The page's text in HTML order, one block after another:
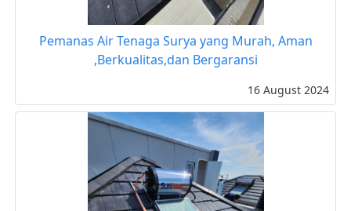
Pemanas Air Tenaga Surya yang Murah, Aman
,Berkualitas,dan Bergaransi
16 August 2024